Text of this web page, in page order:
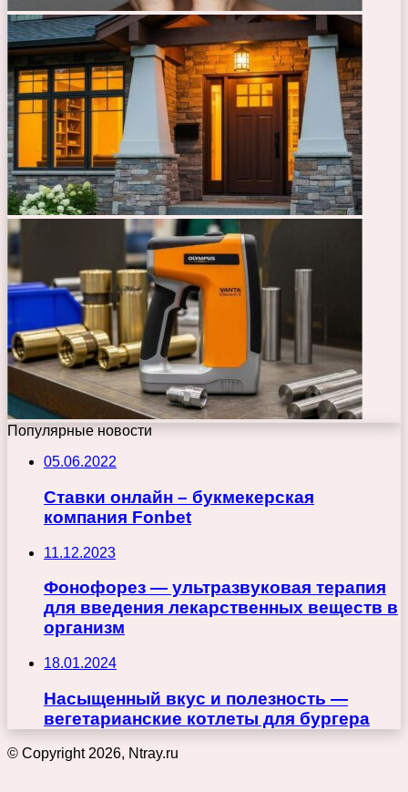
Популярные новости
05.06.2022
Ставки онлайн – букмекерская
компания Fonbet
11.12.2023
Фонофорез — ультразвуковая терапия
для введения лекарственных веществ в
организм
18.01.2024
Насыщенный вкус и полезность —
вегетарианские котлеты для бургера
© Copyright 2026, Ntray.ru